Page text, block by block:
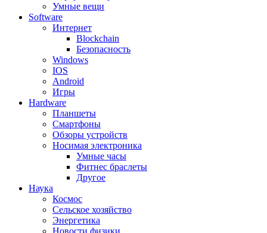
Умные вещи
Software
Интернет
Blockchain
Безопасность
Windows
IOS
Android
Игры
Hardware
Планшеты
Смартфоны
Обзоры устройств
Носимая электроника
Умные часы
Фитнес браслеты
Другое
Наука
Космос
Сельское хозяйство
Энергетика
Новости физики